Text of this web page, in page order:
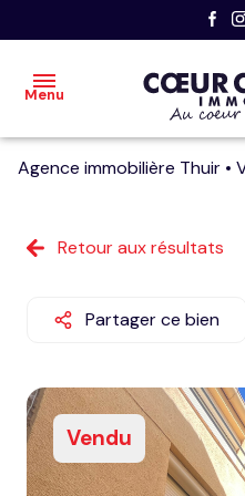
Menu
acheter
ventes
faire
estimer
Agence immobilière Thuir
Retour aux résultats
Partager ce bien
Vendu